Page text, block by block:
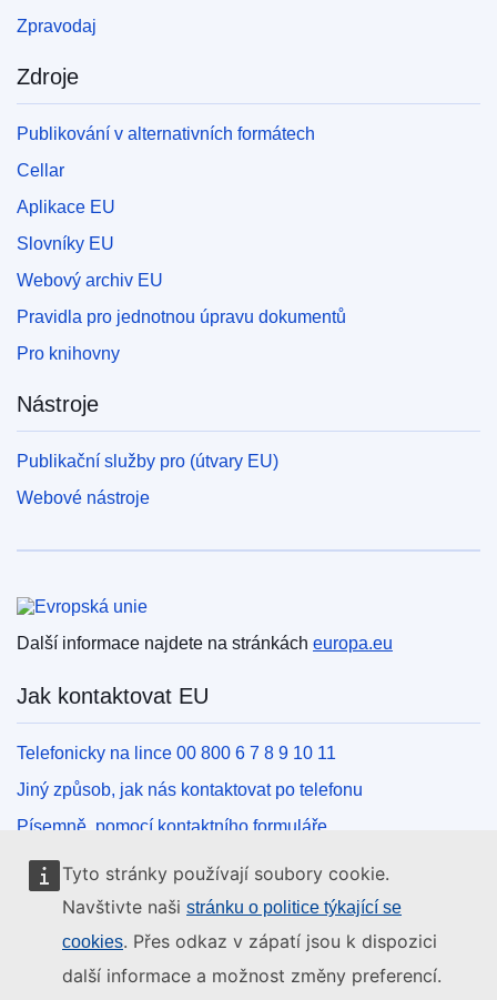
Tyto stránky používají soubory cookie.
Navštivte naši stránku o politice týkající se
cookies. Přes odkaz v zápatí jsou k dispozici
další informace a možnost změny preferencí.
Zpravodaj
Zdroje
Publikování v alternativních formátech
Cellar
Aplikace EU
Slovníky EU
Webový archiv EU
Pravidla pro jednotnou úpravu dokumentů
Pro knihovny
Nástroje
Publikační služby pro (útvary EU)
Webové nástroje
Další informace najdete na stránkách europa.eu
Jak kontaktovat EU
Telefonicky na lince 00 800 6 7 8 9 10 11
Jiný způsob, jak nás kontaktovat po telefonu
Písemně, pomocí kontaktního formuláře
Osobně, v kontaktním místě EU
Vyhledávání informačních kanálů EU v sociálních médiích